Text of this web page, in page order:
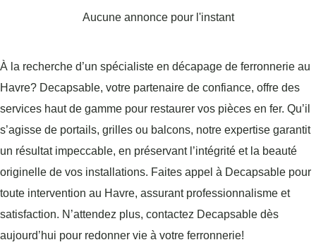
Aucune annonce pour l'instant
À la recherche d’un spécialiste en décapage de ferronnerie au
Havre? Decapsable, votre partenaire de confiance, offre des
services haut de gamme pour restaurer vos pièces en fer. Qu’il
s’agisse de portails, grilles ou balcons, notre expertise garantit
un résultat impeccable, en préservant l’intégrité et la beauté
originelle de vos installations. Faites appel à Decapsable pour
toute intervention au Havre, assurant professionnalisme et
satisfaction. N’attendez plus, contactez Decapsable dès
aujourd’hui pour redonner vie à votre ferronnerie!